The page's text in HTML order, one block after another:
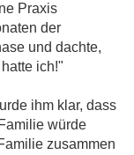
Praxis
der
und dachte,
ich!"
ihm klar, dass
würde
zusammen